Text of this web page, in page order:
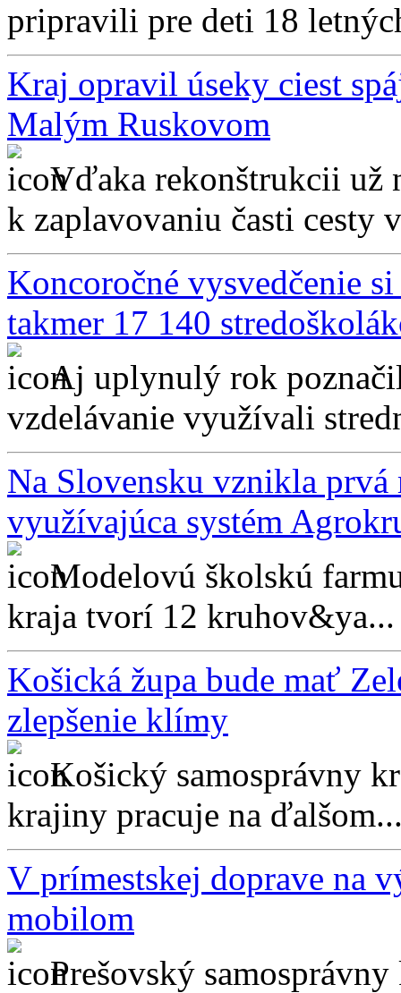
pripravili pre deti 18
Kraj opravil úseky ciest
Malým Ruskovom
Vďaka rekonštrukcii už
k zaplavovaniu časti cesty
Koncoročné vysvedčenie
takmer 17 140
Aj uplynulý rok
vzdelávanie využívali
Na Slovensku vznikla prvá
využívajúca systém
Modelovú školskú
kraja tvorí 12 kruhov&ya...
Košická župa bude mať
zlepšenie klímy
Košický samosprávny
krajiny pracuje na
V prímestskej doprave na
mobilom
Prešovský